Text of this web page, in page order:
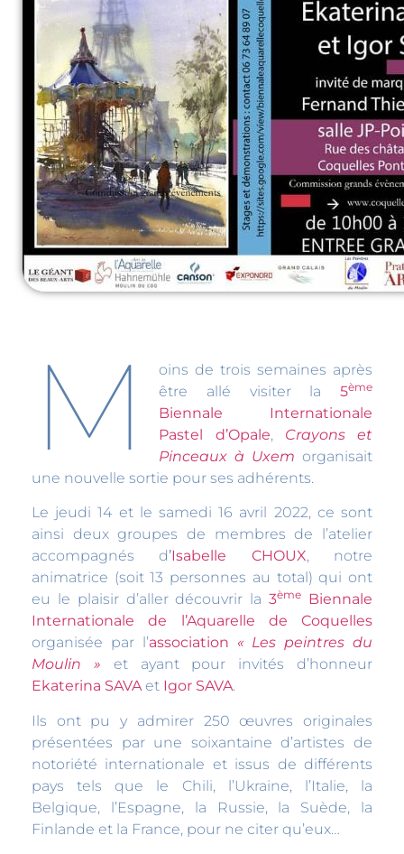
M
oins de trois semaines après
être allé visiter la 5ème
Biennale Internationale
Pastel d’Opale, Crayons et
Pinceaux à Uxem organisait
une nouvelle sortie pour ses adhérents.
Le jeudi 14 et le samedi 16 avril 2022, ce sont
ainsi deux groupes de membres de l’atelier
accompagnés d’Isabelle CHOUX, notre
animatrice (soit 13 personnes au total) qui ont
eu le plaisir d’aller découvrir la3ème Biennale
Internationale de l’Aquarelle de Coquelles
organisée par l’association « Les peintres du
Moulin » et ayant pour invités d’honneur
Ekaterina SAVAet Igor SAVA.
Ils ont pu y admirer 250 œuvres originales
présentées par une soixantaine d’artistes de
notoriété internationale et issus de différents
pays tels que le Chili, l’Ukraine, l’Italie, la
Belgique, l’Espagne, la Russie, la Suède, la
Finlande et la France, pour ne citer qu’eux…